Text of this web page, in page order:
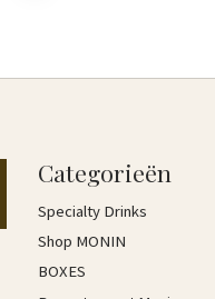
Categorieën
Specialty Drinks
Shop MONIN
BOXES